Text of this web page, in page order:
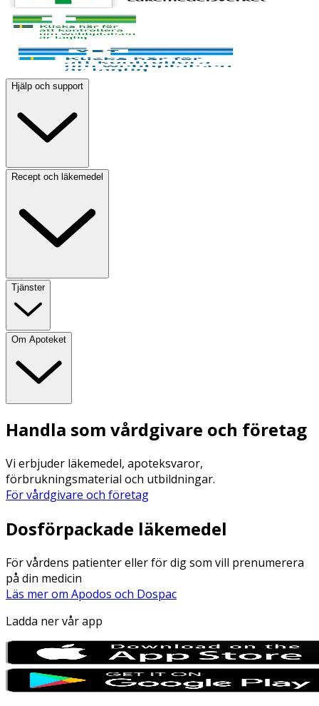
Hjälp och support
Recept och läkemedel
Tjänster
Om Apoteket
Handla som vårdgivare och företag
Vi erbjuder läkemedel, apoteksvaror,
förbrukningsmaterial och utbildningar.
För vårdgivare och företag
Dosförpackade läkemedel
För vårdens patienter eller för dig som vill prenumerera
på din medicin
Läs mer om Apodos och Dospac
Ladda ner vår app